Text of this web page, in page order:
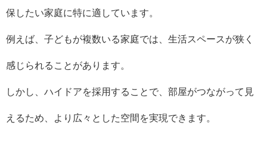
保したい家庭に特に適しています。
例えば、子どもが複数いる家庭では、生活スペースが狭く
感じられることがあります。
しかし、ハイドアを採用することで、部屋がつながって見
えるため、より広々とした空間を実現できます。